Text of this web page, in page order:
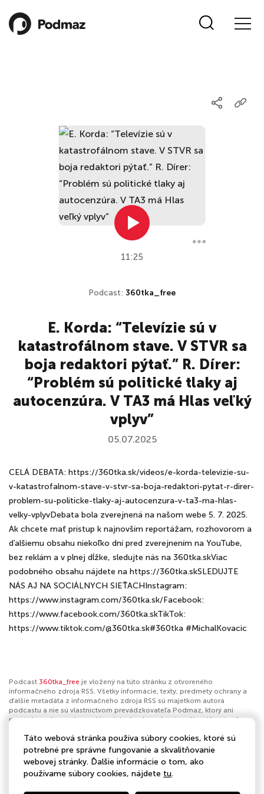
11:25
Podcast: 360tka_free
E. Korda: “Televízie sú v
katastrofálnom stave. V STVR sa
boja redaktori pýtať.” R. Dírer:
“Problém sú politické tlaky aj
autocenzúra. V TA3 má Hlas veľký
vplyv”
05.07.2025
CELÁ DEBATA: https://360tka.sk/videos/e-korda-televizie-su-
v-katastrofalnom-stave-v-stvr-sa-boja-redaktori-pytat-r-direr-
problem-su-politicke-tlaky-aj-autocenzura-v-ta3-ma-hlas-
velky-vplyvDebata bola zverejnená na našom webe 5. 7. 2025.
Ak chcete mať prístup k najnovším reportážam, rozhovorom a
ďalšiemu obsahu niekoľko dní pred zverejnením na YouTube,
bez reklám a v plnej dĺžke, sledujte nás na 360tka.skViac
podobného obsahu nájdete na https://360tka.skSLEDUJTE
NÁS AJ NA SOCIÁLNYCH SIEŤACHInstagram:
https://www.instagram.com/360tka.sk/Facebook:
https://www.facebook.com/360tka.skTikTok:
https://www.tiktok.com/@360tka.sk#360tka #MichalKovacic
Podcast 360tka_free je vložený na túto stránku z otvoreného
informačného zdroja RSS. Všetky informácie, texty, predmety ochrany a
ďalšie metadáta z informačného zdroja RSS sú majetkom autora
podcastu a nie sú vlastníctvom prevádzkovateľa Podmaz, ktorý ani
nevytvára ani nezodpovedá za ich obsah podcastov. Ak máš za to, že
nahlásiť obsah. Ak je toto tvoj podcast a chceš získať kontrolu nad týmto
profilomklikni sem.
Autor:360tka
Táto webová stránka používa súbory cookies, ktoré sú
potrebné pre správne fungovanie a skvalitňovanie
webovej stránky. Ďalšie informácie o tom, ako
používame súbory cookies, nájdete tu.